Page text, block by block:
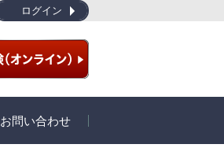
ログイン
お問い合わせ